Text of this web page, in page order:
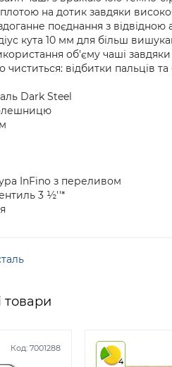
на дотик завдяки
поєднання з
кута 10 мм для більш
об'єму чаші
чиститься: відбитки пальців
Dark Steel
InFino з переливом
3 ½''*
товари
Код: 7001288
4